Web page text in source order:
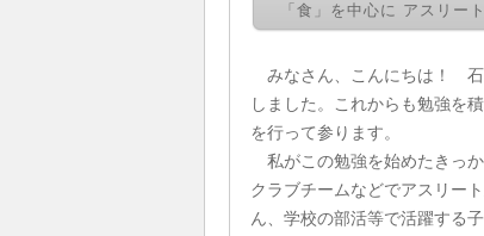
「食」を中心に アスリー
みなさん、こんにちは！ 石
しました。これからも勉強を
を行って参ります。
私がこの勉強を始めたきっ
クラブチームなどでアスリー
ん、学校の部活等で活躍する